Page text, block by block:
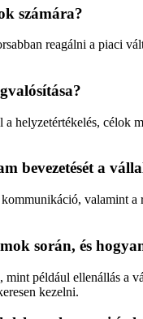
számára?
reagálni a piaci
helyzetértékelés,
bevezetését a
valamint
során, és
például ellenállás
kezelni.